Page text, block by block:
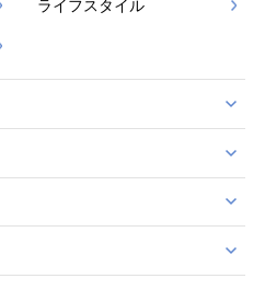
ライフスタイル